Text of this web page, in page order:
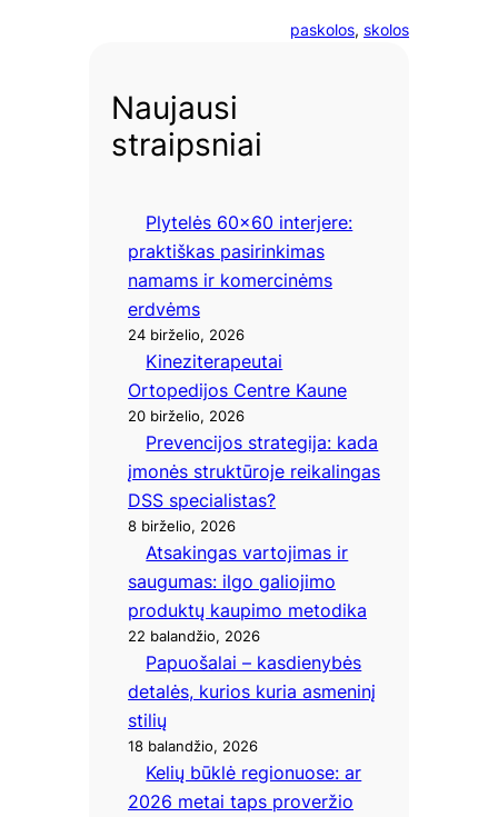
paskolos, skolos
Naujausi
straipsniai
Plytelės 60×60 interjere:
praktiškas pasirinkimas
namams ir komercinėms
erdvėms
24 birželio, 2026
Kineziterapeutai
Ortopedijos Centre Kaune
20 birželio, 2026
Prevencijos strategija: kada
įmonės struktūroje reikalingas
DSS specialistas?
8 birželio, 2026
Atsakingas vartojimas ir
saugumas: ilgo galiojimo
produktų kaupimo metodika
22 balandžio, 2026
Papuošalai – kasdienybės
detalės, kurios kuria asmeninį
stilių
18 balandžio, 2026
Kelių būklė regionuose: ar
2026 metai taps proveržio